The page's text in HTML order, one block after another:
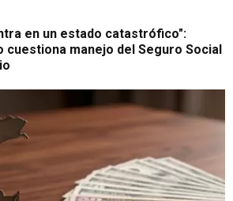
en un estado catastrófico":
cuestiona manejo del Seguro Social